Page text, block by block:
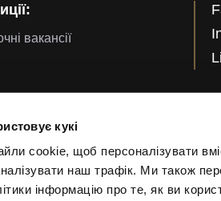
кукі
cookie, щоб персоналізувати
наш трафік. Ми також
інформацію про те, як ви
вакансії